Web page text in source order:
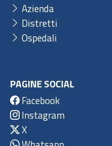
Azienda
Distretti
Ospedali
PAGINE SOCIAL
Facebook
Instagram
X